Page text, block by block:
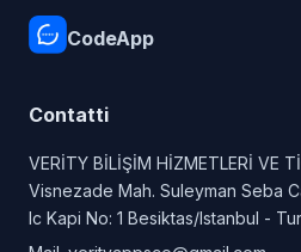
CodeApp
Contatti
VERİTY BİLİŞİM HİZMETLERİ VE
Visnezade Mah. Suleyman Seba
Ic Kapi No: 1 Besiktas/Istanbul -